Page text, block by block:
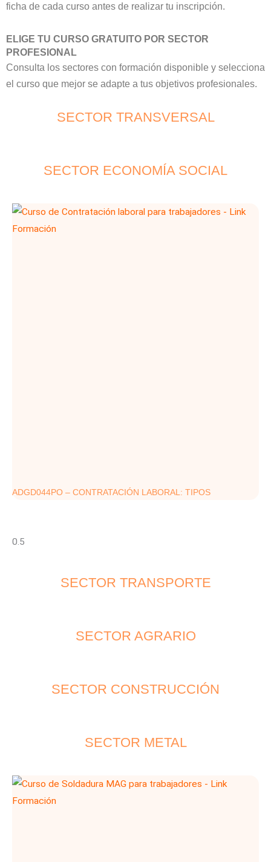
ficha de cada curso antes de realizar tu inscripción.
ELIGE TU CURSO GRATUITO POR SECTOR
PROFESIONAL
Consulta los sectores con formación disponible y selecciona
el curso que mejor se adapte a tus objetivos profesionales.
SECTOR TRANSVERSAL
SECTOR ECONOMÍA SOCIAL
ADGD044PO – CONTRATACIÓN LABORAL: TIPOS
SECTOR TRANSPORTE
SECTOR AGRARIO
SECTOR CONSTRUCCIÓN
SECTOR METAL